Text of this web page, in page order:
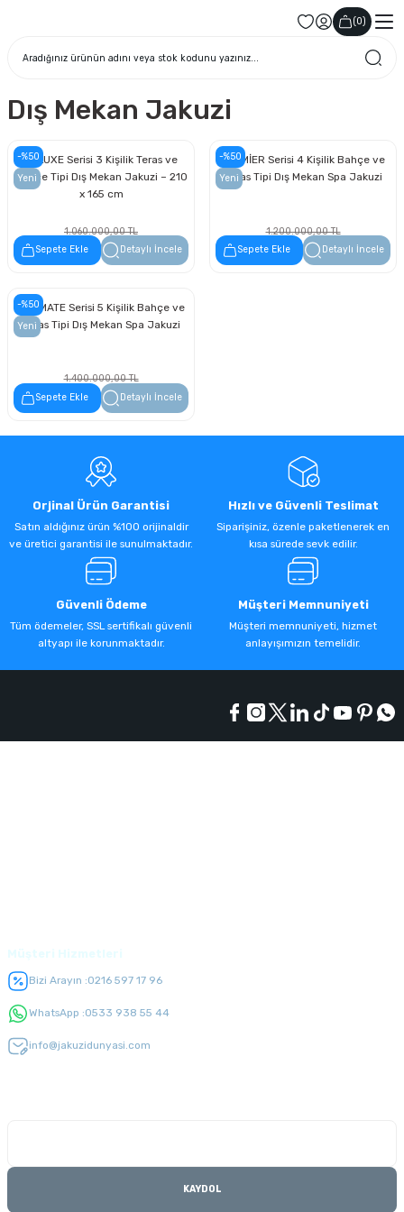
(0)
Dış Mekan Jakuzi
-%50
Yeni
DELUXE Serisi 3 Kişilik Teras ve
Bahçe Tipi Dış Mekan Jakuzi – 210
x 165 cm
1.060.000,00 TL
530.000,00 TL
Sepete Ekle Detaylı İncele
-%50
Yeni
PREMİER Serisi 4 Kişilik Bahçe ve
Teras Tipi Dış Mekan Spa Jakuzi
1.200.000,00 TL
600.000,00 TL
Sepete Ekle Detaylı İncele
-%50
Yeni
ULTIMATE Serisi 5 Kişilik Bahçe ve
Teras Tipi Dış Mekan Spa Jakuzi
1.400.000,00 TL
700.000,00 TL
Sepete Ekle Detaylı İncele
Orjinal Ürün Garantisi
Satın aldığınız ürün %100 orijinaldir
ve üretici garantisi ile sunulmaktadır.
Hızlı ve Güvenli Teslimat
Siparişiniz, özenle paketlenerek en
kısa sürede sevk edilir.
Güvenli Ödeme
Tüm ödemeler, SSL sertifikalı güvenli
altyapı ile korunmaktadır.
Müşteri Memnuniyeti
Müşteri memnuniyeti, hizmet
anlayışımızın temelidir.
Bizi Arayın :0216 597 17 96
WhatsApp :0533 938 55 44
info@jakuzidunyasi.com
KAYDOL